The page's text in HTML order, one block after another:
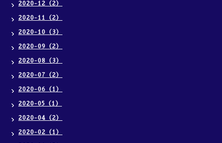
2020-12（2）
2020-11（2）
2020-10（3）
2020-09（2）
2020-08（3）
2020-07（2）
2020-06（1）
2020-05（1）
2020-04（2）
2020-02（1）